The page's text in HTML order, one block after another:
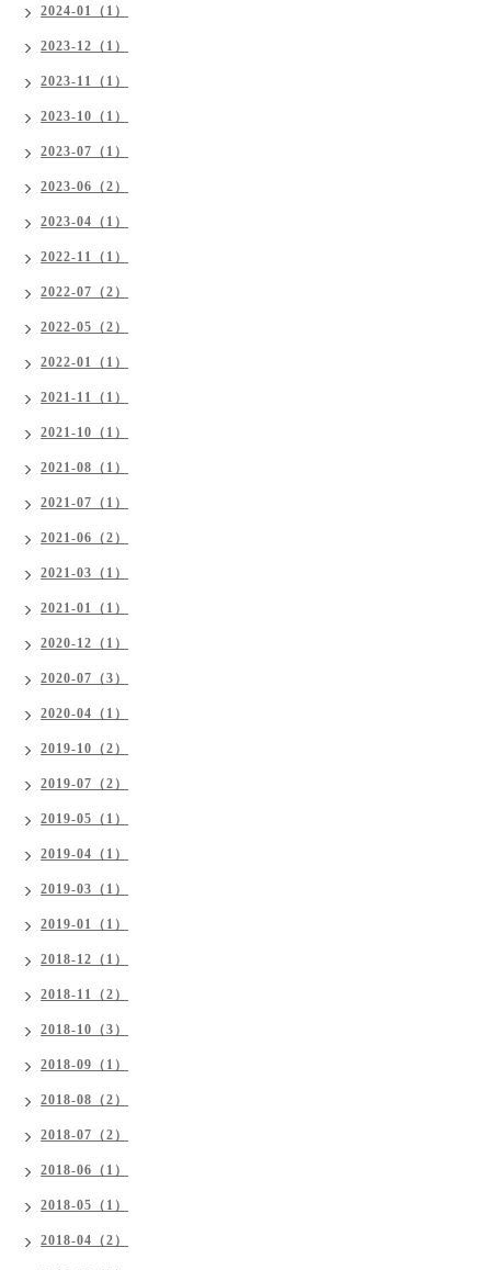
2024-01（1）
2023-12（1）
2023-11（1）
2023-10（1）
2023-07（1）
2023-06（2）
2023-04（1）
2022-11（1）
2022-07（2）
2022-05（2）
2022-01（1）
2021-11（1）
2021-10（1）
2021-08（1）
2021-07（1）
2021-06（2）
2021-03（1）
2021-01（1）
2020-12（1）
2020-07（3）
2020-04（1）
2019-10（2）
2019-07（2）
2019-05（1）
2019-04（1）
2019-03（1）
2019-01（1）
2018-12（1）
2018-11（2）
2018-10（3）
2018-09（1）
2018-08（2）
2018-07（2）
2018-06（1）
2018-05（1）
2018-04（2）